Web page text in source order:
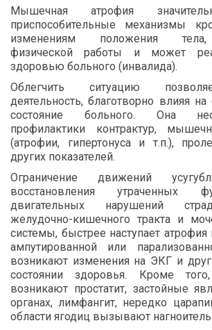
Мышечная атрофия
приспособительные механизмы
изменениям положения
физической работы и может
здоровью больного (инвалида).
Облегчить ситуацию
деятельность, благотворно влияя
состояние больного. Она
профилактики контрактур,
(атрофии, гипертонуса и т.п.),
других показателей.
Ограничение движений
восстановления утраченных
двигательных нарушений
желудочно-кишечного тракта и
системы, быстрее наступает
ампутированной или
возникают изменения на ЭКГ и
состоянии здоровья. Кроме
возникают простатит, застойные
органах, лимфангит, нередко
области ягодиц вызывают